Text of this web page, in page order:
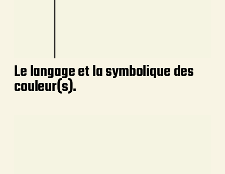
Le langage et la symbolique des
couleur(s).